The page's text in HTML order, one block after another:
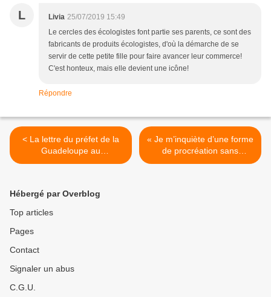
L Livia 25/07/2019 15:49
Le cercles des écologistes font partie ses parents, ce sont des
fabricants de produits écologistes, d'où la démarche de se
servir de cette petite fille pour faire avancer leur commerce!
C'est honteux, mais elle devient une icône!
Répondre
< La lettre du préfet de la
Guadeloupe au
gouvernement qui a conduit
Bangou.
« Je m’inquiète d’une forme
de procréation sans
corps », par Mgr Eric de
Hébergé par Overblog
Top articles
Pages
Contact
Signaler un abus
C.G.U.